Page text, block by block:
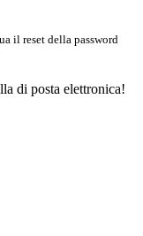
il reset della password
di posta elettronica!